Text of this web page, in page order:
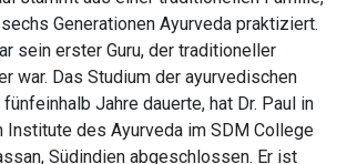
Generationen Ayurveda praktiziert.
sein erster Guru, der traditioneller
war. Das Studium der ayurvedischen
Jahre dauerte, hat Dr. Paul in
Institute des Ayurveda im SDM College
Südindien abgeschlossen. Er ist